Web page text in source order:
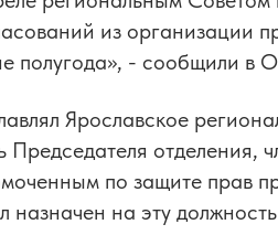
из организации
полугода», -
Ярославское
отделения,
по защите прав
на эту